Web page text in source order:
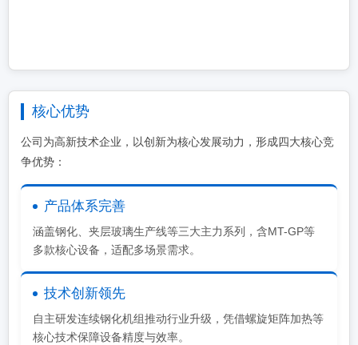
核心优势
公司为高新技术企业，以创新为核心发展动力，形成四大核心竞
争优势：
产品体系完善
涵盖钢化、夹层玻璃生产线等三大主力系列，含MT-GP等
多款核心设备，适配多场景需求。
技术创新领先
自主研发连续钢化机组推动行业升级，凭借螺旋矩阵加热等
核心技术保障设备精度与效率。